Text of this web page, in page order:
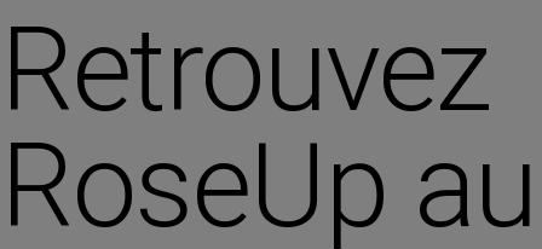
Retrouvez
RoseUp au